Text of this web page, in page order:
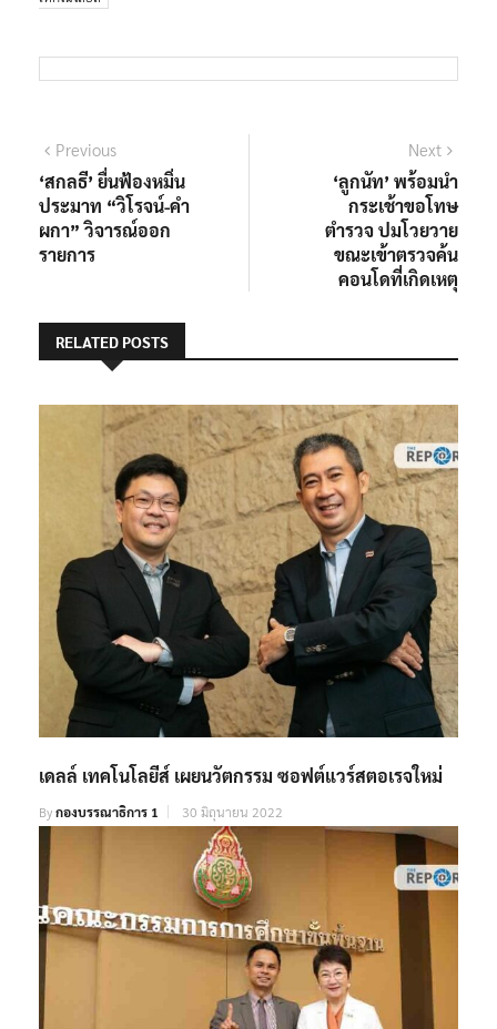
แนะแนว
เรื่อง
PreviousPrevious
post:
‘สกลธี’ ยื่นฟ้องหมิ่น
ประมาท “วิโรจน์-คำ
ผกา” วิจารณ์ออก
รายการ
Next
post:
‘ลูกนัท’ พร้อมนำ
กระเช้าขอโทษ
ตำรวจ ปมโวยวาย
ขณะเข้าตรวจค้น
คอนโดที่เกิดเหตุ
RELATED POSTS
เดลล์ เทคโนโลยีส์ เผยนวัตกรรม ซอฟต์แวร์สตอเรจใหม่
Byกองบรรณาธิการ 1 30 มิถุนายน 2022